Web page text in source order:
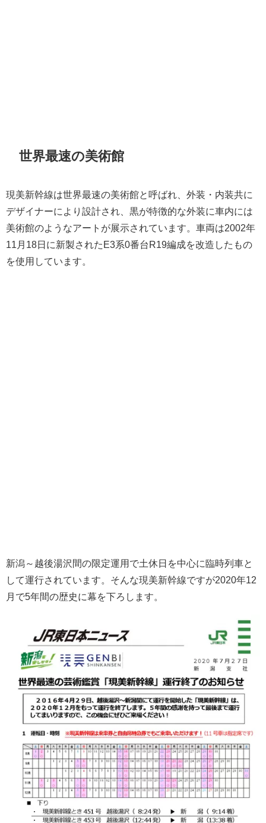
世界最速の美術館
現美新幹線は世界最速の美術館と呼ばれ、外装・内装共に
デザイナーにより設計され、黒が特徴的な外装に車内には
美術館のようなアートが展示されています。車両は2002年
11月18日に新製されたE3系0番台R19編成を改造したもの
を使用しています。
新潟～越後湯沢間の限定運用で土休日を中心に臨時列車と
して運行されています。そんな現美新幹線ですが2020年12
月で5年間の歴史に幕を下ろします。